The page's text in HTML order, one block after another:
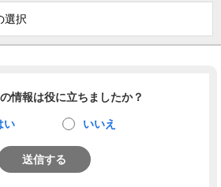
選択
情報は役に立ちましたか？
い いいえ
送信する